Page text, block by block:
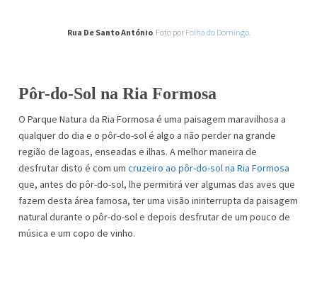
Rua De Santo António. Foto por Folha do Domingo.
Pôr-do-Sol na Ria Formosa
O Parque Natura da Ria Formosa é uma paisagem maravilhosa a
qualquer do dia e o pôr-do-sol é algo a não perder na grande
região de lagoas, enseadas e ilhas. A melhor maneira de
desfrutar disto é com um cruzeiro ao pôr-do-sol na Ria Formosa
que, antes do pôr-do-sol, lhe permitirá ver algumas das aves que
fazem desta área famosa, ter uma visão ininterrupta da paisagem
natural durante o pôr-do-sol e depois desfrutar de um pouco de
música e um copo de vinho.